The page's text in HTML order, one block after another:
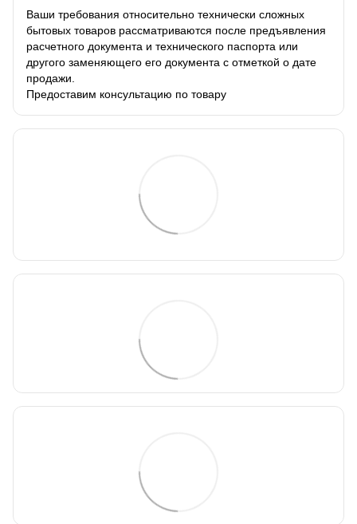
Ваши требования относительно технически сложных
бытовых товаров рассматриваются после предъявления
расчетного документа и технического паспорта или
другого заменяющего его документа с отметкой о дате
продажи.
Предоставим консультацию по товару